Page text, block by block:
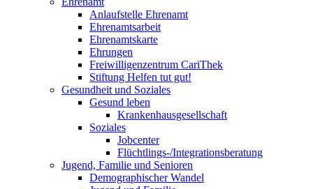
Anlaufstelle Ehrenamt
Ehrenamtsarbeit
Ehrenamtskarte
Ehrungen
Freiwilligenzentrum CariThek
Stiftung Helfen tut gut!
Gesundheit und Soziales
Gesund leben
Krankenhausgesellschaft
Soziales
Jobcenter
Flüchtlings-/Integrationsberatung
Jugend, Familie und Senioren
Demographischer Wandel